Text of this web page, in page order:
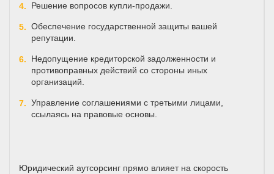
Решение вопросов купли-продажи.
Обеспечение государственной защиты вашей
репутации.
Недопущение кредиторской задолженности и
противоправных действий со стороны иных
организаций.
Управление соглашениями с третьими лицами,
ссылаясь на правовые основы.
Юридический аутсорсинг прямо влияет на скорость